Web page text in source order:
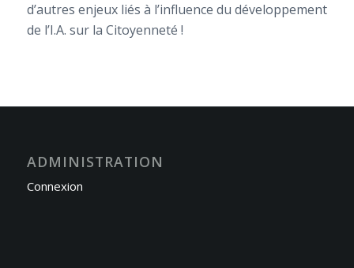
d’autres enjeux liés à l’influence du développement
de l’I.A. sur la Citoyenneté !
ADMINISTRATION
Connexion